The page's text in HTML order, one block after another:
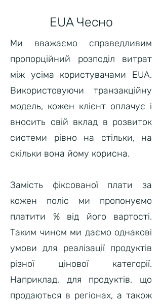
EUA Чесно
Ми вважаємо справедливим
пропорційний розподіл витрат
між усіма користувачами EUA.
Використовуючи транзакційну
модель, кожен клієнт оплачує і
вносить свій вклад в розвиток
системи рівно на стільки, на
скільки вона йому корисна.
Замість фіксованої плати за
кожен поліс ми пропонуємо
платити % від його вартості.
Таким чином ми даємо однакові
умови для реалізації продуктів
різної цінової категорії.
Наприклад, для продуктів, що
продаються в регіонах, а також